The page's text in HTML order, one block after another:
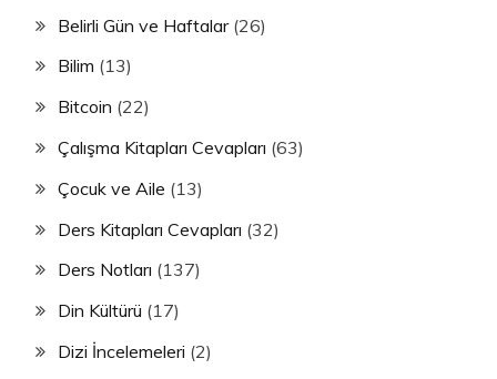
Belirli Gün ve Haftalar(26)
Bilim (13)
Bitcoin (22)
Çalışma Kitapları Cevapları (63)
Çocuk ve Aile (13)
Ders Kitapları Cevapları (32)
Ders Notları (137)
Din Kültürü (17)
Dizi İncelemeleri (2)